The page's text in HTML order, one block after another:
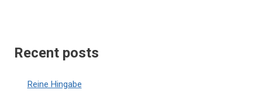
Recent posts
Reine Hingabe